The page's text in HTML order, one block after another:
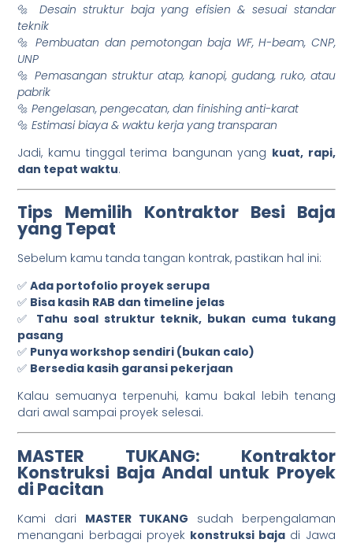
🔩 Desain struktur baja yang efisien & sesuai standar
teknik
🔩Pembuatan dan pemotongan baja WF, H-beam, CNP,
UNP
🔩Pemasangan struktur atap, kanopi, gudang, ruko, atau
pabrik
🔩Pengelasan, pengecatan, dan finishing anti-karat
🔩Estimasi biaya & waktu kerja yang transparan
Jadi, kamu tinggal terima bangunan yang kuat, rapi,
dan tepat waktu.
Tips Memilih Kontraktor Besi Baja
yang Tepat
Sebelum kamu tanda tangan kontrak, pastikan hal ini:
✅Ada portofolio proyek serupa
✅ Bisa kasih RAB dan timeline jelas
✅ Tahu soal struktur teknik, bukan cuma tukang
pasang
✅ Punya workshop sendiri (bukan calo)
✅ Bersedia kasih garansi pekerjaan
Kalau semuanya terpenuhi, kamu bakal lebih tenang
dari awal sampai proyek selesai.
MASTER TUKANG: Kontraktor
Konstruksi Baja Andal untuk Proyek
di Pacitan
Kami dari MASTER TUKANG sudah berpengalaman
menangani berbagai proyek konstruksi baja di Jawa